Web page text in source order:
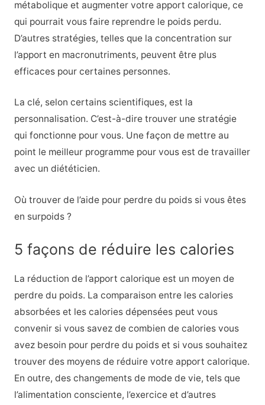
métabolique et augmenter votre apport calorique, ce
qui pourrait vous faire reprendre le poids perdu.
D’autres stratégies, telles que la concentration sur
l’apport en macronutriments, peuvent être plus
efficaces pour certaines personnes.
La clé, selon certains scientifiques, est la
personnalisation. C’est-à-dire trouver une stratégie
qui fonctionne pour vous. Une façon de mettre au
point le meilleur programme pour vous est de travailler
avec un diététicien.
Où trouver de l’aide pour perdre du poids si vous êtes
en surpoids ?
5 façons de réduire les calories
La réduction de l’apport calorique est un moyen de
perdre du poids. La comparaison entre les calories
absorbées et les calories dépensées peut vous
convenir si vous savez de combien de calories vous
avez besoin pour perdre du poids et si vous souhaitez
trouver des moyens de réduire votre apport calorique.
En outre, des changements de mode de vie, tels que
l’alimentation consciente, l’exercice et d’autres